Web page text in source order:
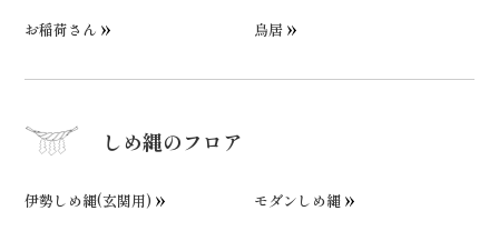
お稲荷さん
鳥居
しめ縄のフロア
伊勢しめ縄(玄関用)
モダンしめ縄